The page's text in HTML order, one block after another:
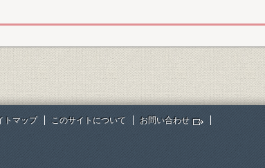
トマップ このサイトについて お問い合わせ